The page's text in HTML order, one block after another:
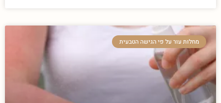
מחלות עור על פי הגישה הטבעית